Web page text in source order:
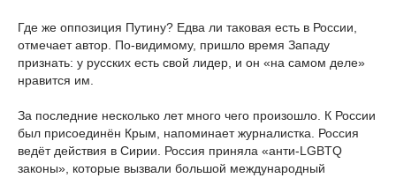
Где же оппозиция Путину? Едва ли таковая есть в России,
отмечает автор. По-видимому, пришло время Западу
признать: у русских есть свой лидер, и он «на самом деле»
нравится им.
За последние несколько лет много чего произошло. К России
был присоединён Крым, напоминает журналистка. Россия
ведёт действия в Сирии. Россия приняла «анти-LGBTQ
законы», которые вызвали большой международный